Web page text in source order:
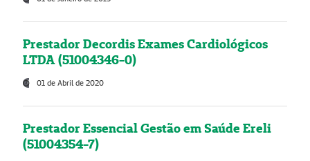
Prestador Decordis Exames Cardiológicos
LTDA (51004346-0)
01 de Abril de 2020
Prestador Essencial Gestão em Saúde Ereli
(51004354-7)